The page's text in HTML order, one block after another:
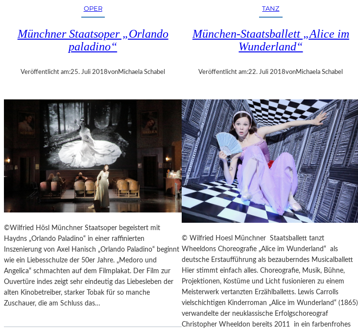
6
T
A
T
E
R
T
R
E
F
F
E
“
E
R
B
E
R
L
I
N
OPER
Münchner Staatsoper „Orlando
paladino“
Veröffentlicht am:25. Juli 2018vonMichaela Schabel
©Wilfried Hösl Münchner Staatsoper begeistert mit
Haydns „Orlando Paladino“ in einer raffinierten
Inszenierung von Axel Hanisch „Orlando Paladino“ beginnt
wie ein Liebesschulze der 50er Jahre. „Medoro und
Angelica“ schmachten auf dem Filmplakat. Der Film zur
Ouvertüre indes zeigt sehr eindeutig das Liebesleben der
alten Kinobetreiber, starker Tobak für so manche
Zuschauer, die am Schluss das…
TANZ
München-Staatsballett „Alice im
Wunderland“
Veröffentlicht am:22. Juli 2018vonMichaela Schabel
© Wilfried Hoesl Münchner Staatsballett tanzt
Wheeldons Choreografie „Alice im Wunderland“ als
deutsche Erstaufführung als bezauberndes Musicalballett
Hier stimmt einfach alles. Choreografie, Musik, Bühne,
Projektionen, Kostüme und Licht fusionieren zu einem
Meisterwerk vertanzten Erzählballetts. Lewis Carrolls
vielschichtigen Kinderroman „Alice im Wunderland“ (1865)
verwandelte der neuklassische Erfolgschoreograf
Christopher Wheeldon bereits 2011 in ein farbenfrohes